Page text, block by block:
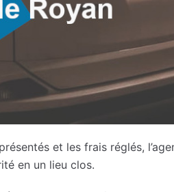
et les frais réglés,
en un lieu clos.